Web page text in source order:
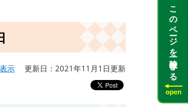
示 更新日：2021年11月1日更新 このページを一時保存する